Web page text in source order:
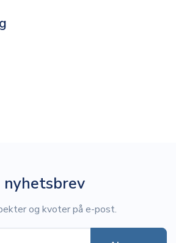
nyhetsbrev
og kvoter på e-post.